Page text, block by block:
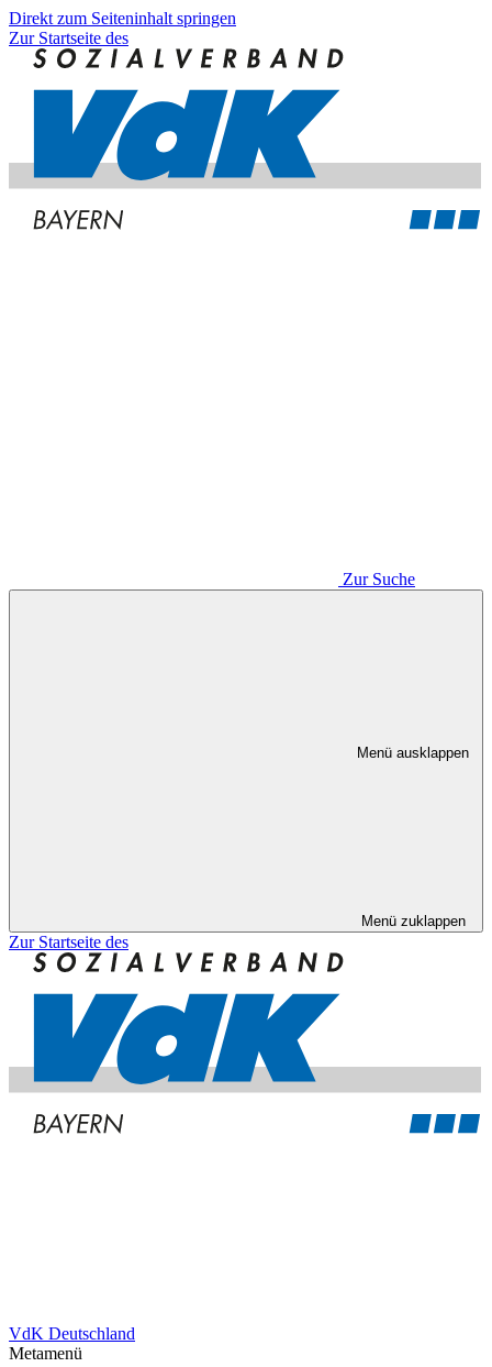
Direkt zum Seiteninhalt springen
Zur Startseite des
Zur Suche
Menü ausklappen
Menü zuklappen
Zur Startseite des
VdK Deutschland
Metamenü